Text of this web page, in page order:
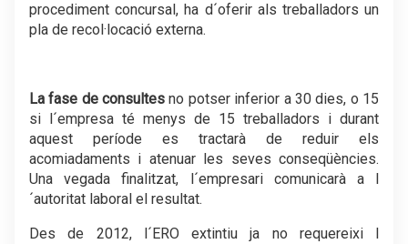
procediment concursal, ha d´oferir als treballadors un
pla de recol·locació externa.
La fase de consultes no potser inferior a 30 dies, o 15
si l´empresa té menys de 15 treballadors i durant
aquest període es tractarà de reduir els
acomiadaments i atenuar les seves conseqüències.
Una vegada finalitzat, l´empresari comunicarà a l
´autoritat laboral el resultat.
Des de 2012, l´ERO extintiu ja no requereixi l